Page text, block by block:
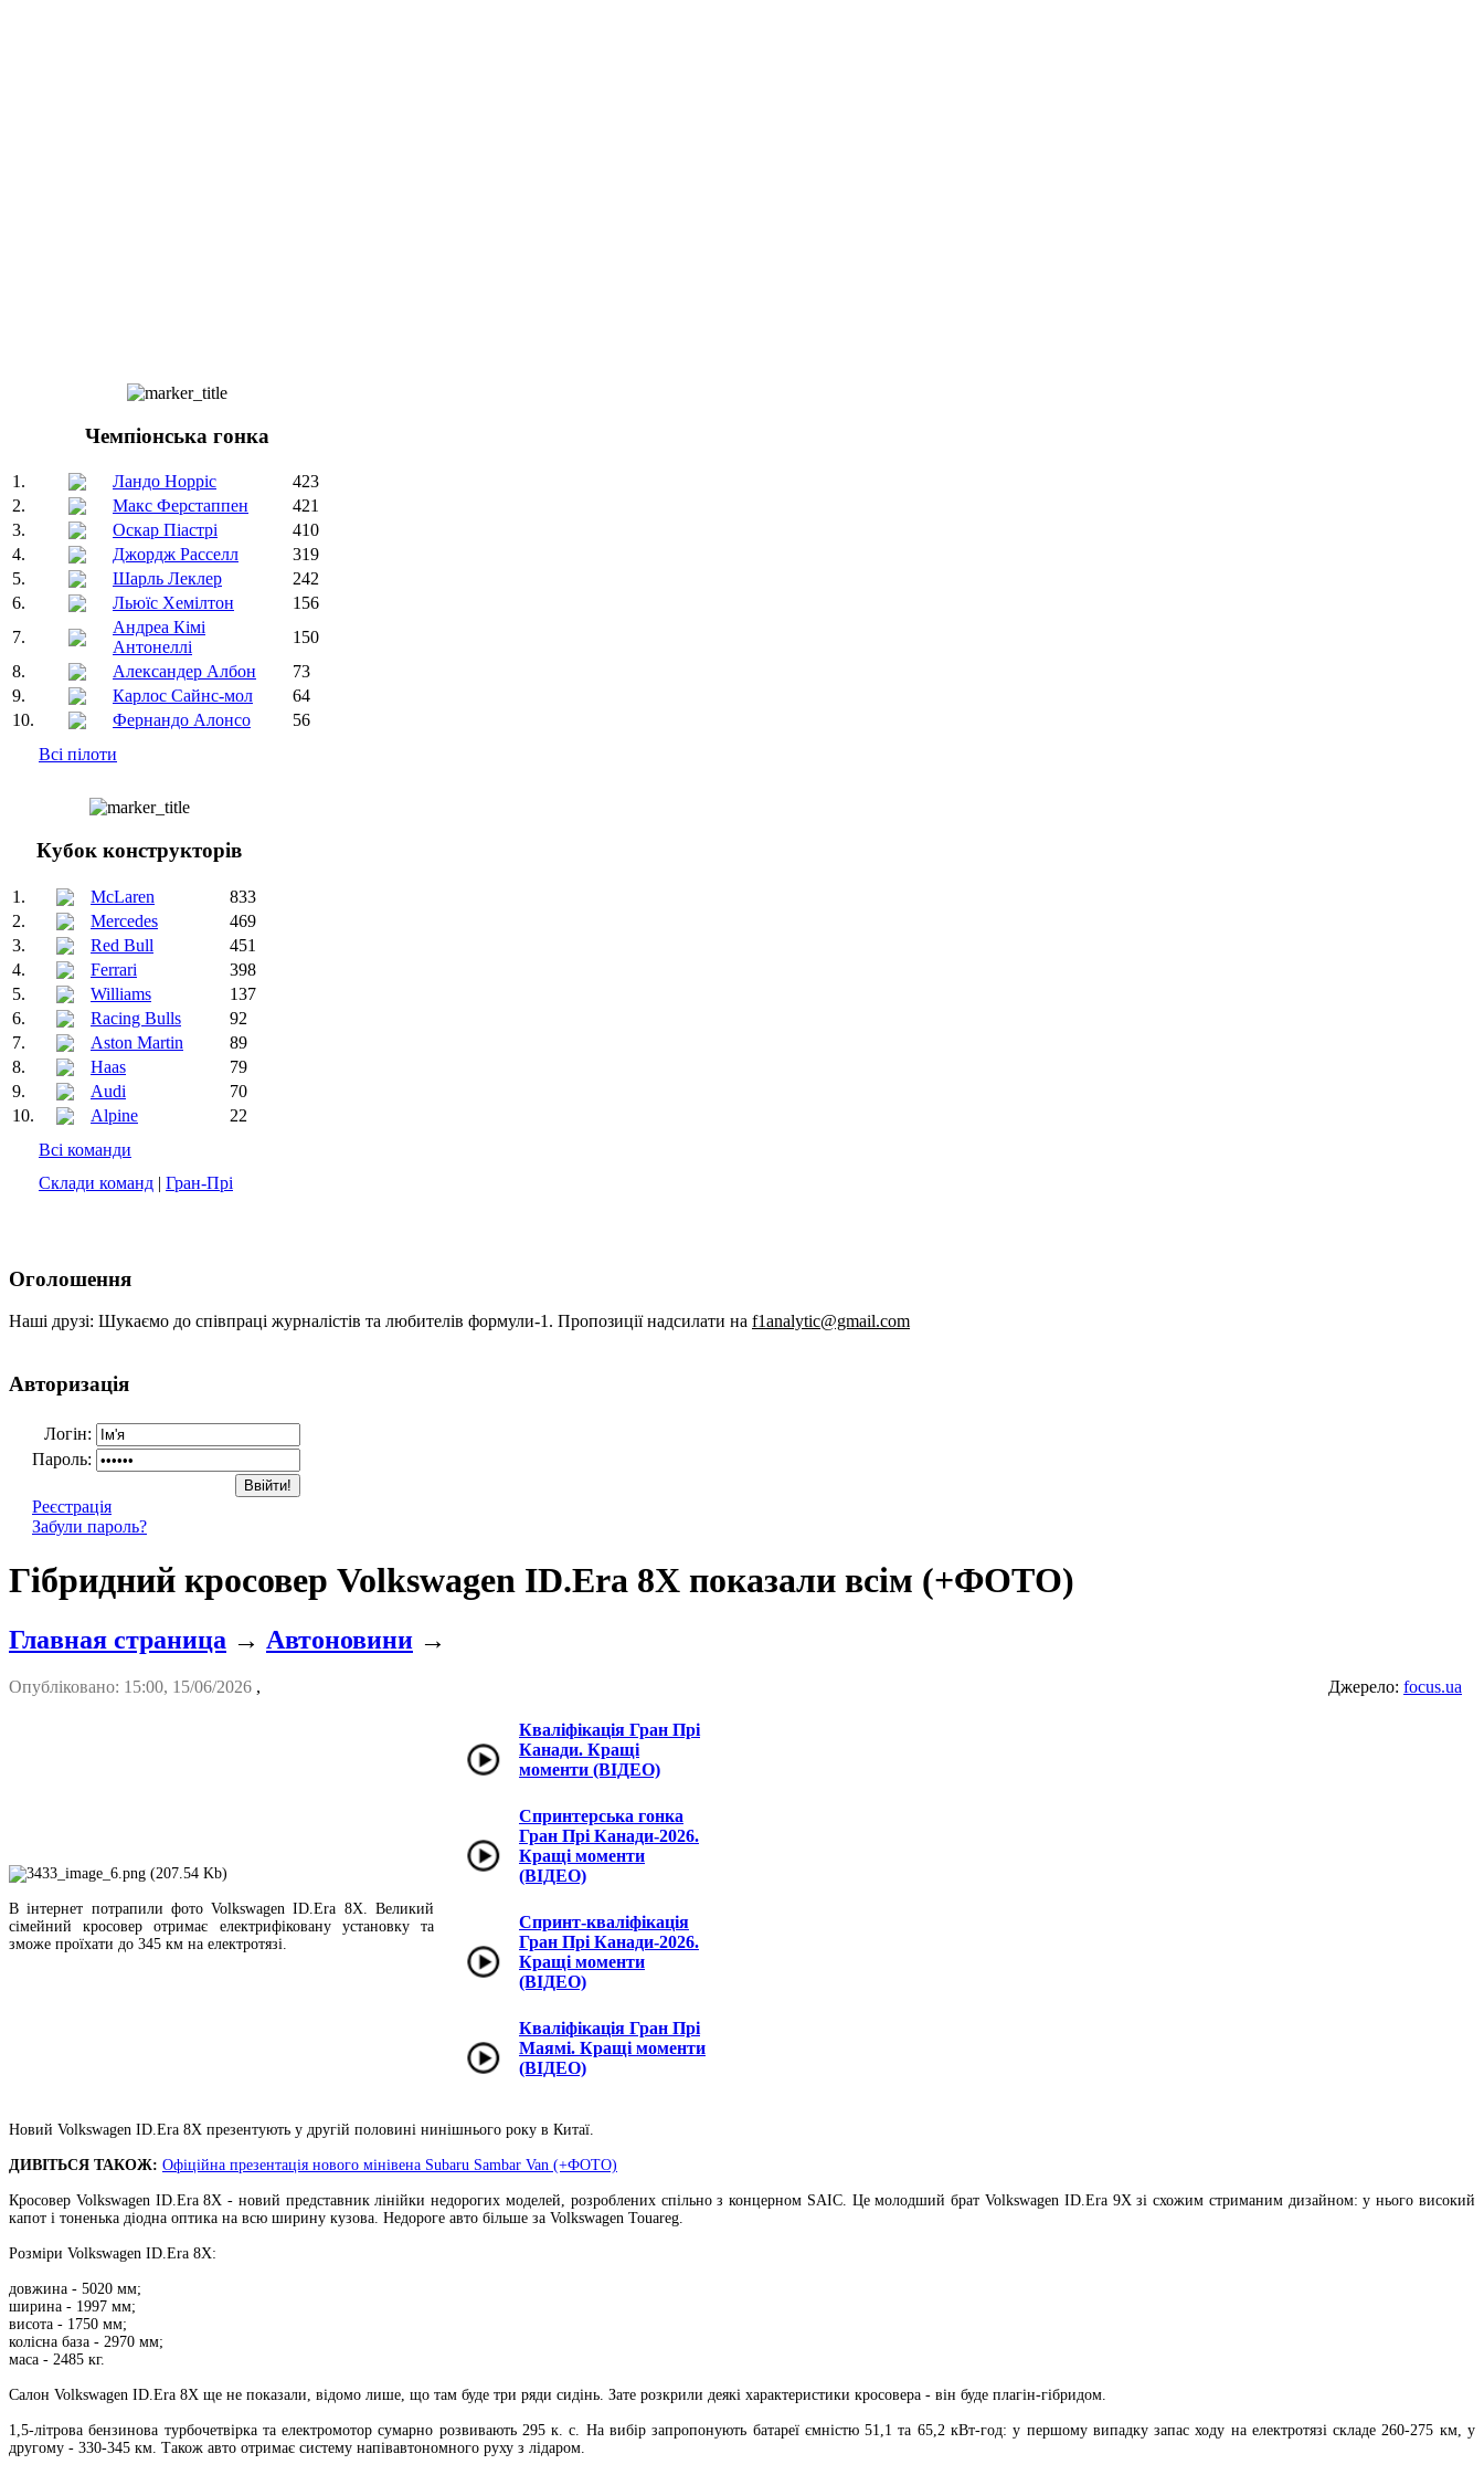
Чемпіонська гонка
1. Ландо Норріс
423
2.
Макс Ферстаппен
421
3.
Оскар Піастрі
410
4.
Джордж Расселл
319
5.
Шарль Леклер
242
6.
Льюїс Хемілтон
156
7.
Андреа Кімі
Антонеллі
150
8.
Александер Албон
73
9.
Карлос Сайнс-мол
64
10.
Фернандо Алонсо
56
Всі пілоти
Кубок конструкторів
1. McLaren
833
2.
Mercedes
469
3.
Red Bull
451
4.
Ferrari
398
5.
Williams
137
6.
Racing Bulls
92
7.
Aston Martin
89
8.
Haas
79
9.
Audi
70
10.
Alpine
22
Всі команди
Склади команд | Гран-Прі
Оголошення
Наші друзі: Шукаємо до співпраці журналістів та любителів формули-1. Пропозиції надсилати на f1analytic@gmail.com
Авторизація
Логін:
Пароль:
Реєстрація
Забули пароль?
Гібридний кросовер Volkswagen ID.Era 8X показали всім (+ФОТО)
Главная страница → Автоновини →
Опубліковано: 15:00, 15/06/2026 , Джерело: focus.ua
В інтернет потрапили фото Volkswagen ID.Era 8X. Великий
сімейний кросовер отримає електрифіковану установку та
зможе проїхати до 345 км на електротязі.
Кваліфікація Гран Прі
Канади. Кращі
моменти (ВІДЕО)
Спринтерська гонка
Гран Прі Канади-2026.
Кращі моменти
(ВІДЕО)
Спринт-кваліфікація
Гран Прі Канади-2026.
Кращі моменти
(ВІДЕО)
Кваліфікація Гран Прі
Маямі. Кращі моменти
(ВІДЕО)
Новий Volkswagen ID.Era 8X презентують у другій половині нинішнього року в Китаї.
ДИВІТЬСЯ ТАКОЖ: Офіційна презентація нового мінівена Subaru Sambar Van (+ФОТО)
Кросовер Volkswagen ID.Era 8X - новий представник лінійки недорогих моделей, розроблених спільно з концерном SAIC. Це молодший брат Volkswagen ID.Era 9X зі схожим стриманим дизайном: у нього високий
капот і тоненька діодна оптика на всю ширину кузова. Недороге авто більше за Volkswagen Touareg.
Розміри Volkswagen ID.Era 8X:
довжина - 5020 мм;
ширина - 1997 мм;
висота - 1750 мм;
колісна база - 2970 мм;
маса - 2485 кг.
Салон Volkswagen ID.Era 8X ще не показали, відомо лише, що там буде три ряди сидінь. Зате розкрили деякі характеристики кросовера - він буде плагін-гібридом.
1,5-літрова бензинова турбочетвірка та електромотор сумарно розвивають 295 к. с. На вибір запропонують батареї ємністю 51,1 та 65,2 кВт-год: у першому випадку запас ходу на електротязі складе 260-275 км, у
другому - 330-345 км. Також авто отримає систему напівавтономного руху з лідаром.